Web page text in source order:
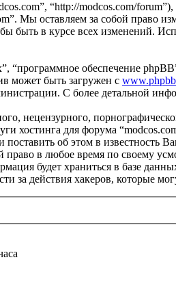
“http://modcos.com/
Мы оставляем за собой право
в курсе всех изменений.
обеспечение
может быть загружен с
С более детальной
нецензурного,
хостинга для форума
об этом в известность
право в любое время по своему
будет храниться в базе
за действия хакеров, которые